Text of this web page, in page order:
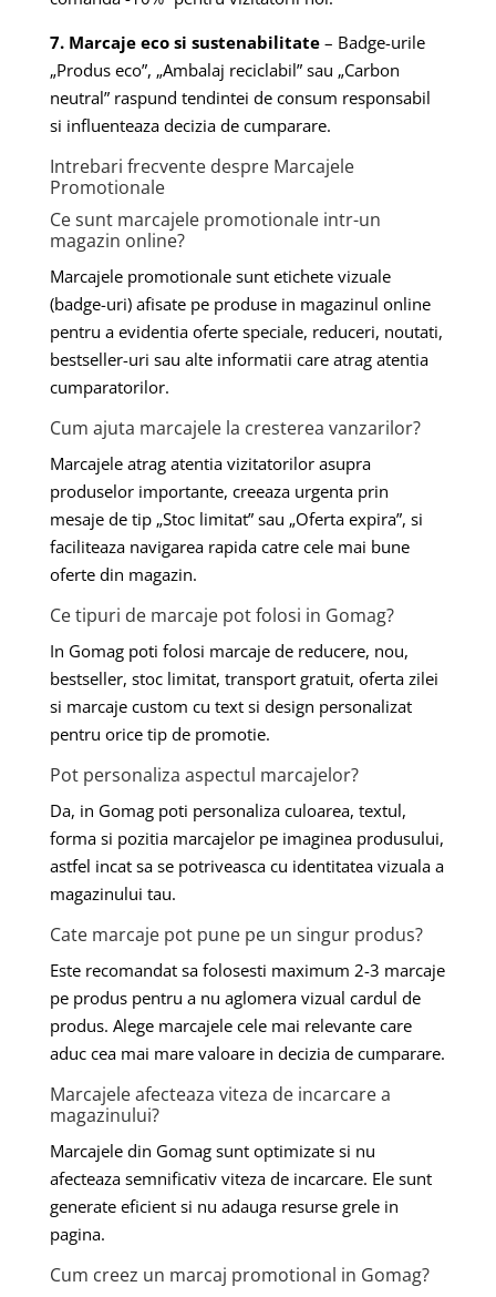
7. Marcaje eco si sustenabilitate– Badge-urile
„Produs eco”, „Ambalaj reciclabil” sau „Carbon
neutral” raspund tendintei de consum responsabil
si influenteaza decizia de cumparare.
Intrebari frecvente despre Marcajele
Promotionale
Ce sunt marcajele promotionale intr-un
magazin online?
Marcajele promotionale sunt etichete vizuale
(badge-uri) afisate pe produse in magazinul online
pentru a evidentia oferte speciale, reduceri, noutati,
bestseller-uri sau alte informatii care atrag atentia
cumparatorilor.
Cum ajuta marcajele la cresterea vanzarilor?
Marcajele atrag atentia vizitatorilor asupra
produselor importante, creeaza urgenta prin
mesaje de tip „Stoc limitat” sau „Oferta expira”, si
faciliteaza navigarea rapida catre cele mai bune
oferte din magazin.
Ce tipuri de marcaje pot folosi in Gomag?
In Gomag poti folosi marcaje de reducere, nou,
bestseller, stoc limitat, transport gratuit, oferta zilei
si marcaje custom cu text si design personalizat
pentru orice tip de promotie.
Pot personaliza aspectul marcajelor?
Da, in Gomag poti personaliza culoarea, textul,
forma si pozitia marcajelor pe imaginea produsului,
astfel incat sa se potriveasca cu identitatea vizuala a
magazinului tau.
Cate marcaje pot pune pe un singur produs?
Este recomandat sa folosesti maximum 2-3 marcaje
pe produs pentru a nu aglomera vizual cardul de
produs. Alege marcajele cele mai relevante care
aduc cea mai mare valoare in decizia de cumparare.
Marcajele afecteaza viteza de incarcare a
magazinului?
Marcajele din Gomag sunt optimizate si nu
afecteaza semnificativ viteza de incarcare. Ele sunt
generate eficient si nu adauga resurse grele in
pagina.
Cum creez un marcaj promotional in Gomag?